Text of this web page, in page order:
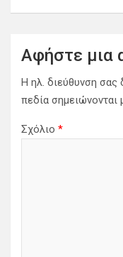
η
Αφήστε μια
Η ηλ. διεύθυνση σας
πεδία σημειώνονται
Σχόλιο *